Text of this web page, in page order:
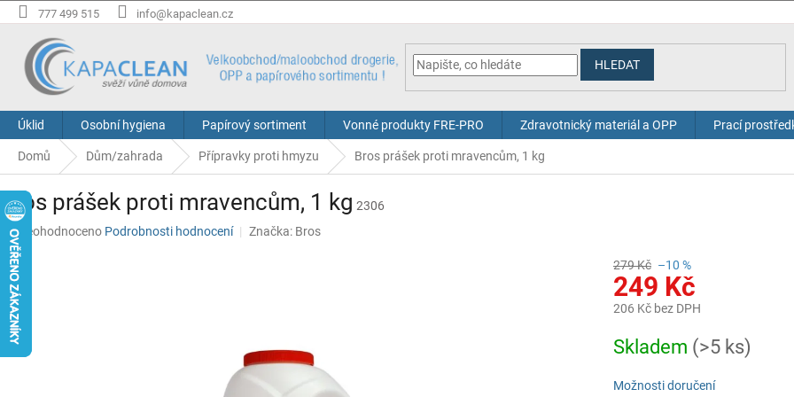
Přejít
na
777 499 515 info@kapaclean.cz
HLEDAT
Úklid Osobní hygiena Papírový sortiment Vonné produkty FRE-PRO Zdravotnický materiál a OPP Prací
Domů Dům/zahrada Přípravky proti hmyzu Bros prášek proti mravencům, 1 kg
Bros prášek proti mravencům, 1 kg 2306
Průměrné
hodnocení
produktu
je
0,0
z
5
hvězdiček.
Neohodnoceno Podrobnosti hodnocení Značka: Bros
279 Kč –10 %
249 Kč
206 Kč bez DPH
cena:
Skladem (>5 ks)
Možnosti doručení